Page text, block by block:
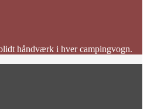
håndværk i hver campingvogn.